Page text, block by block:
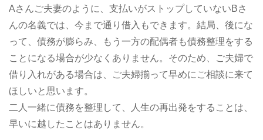
Aさんご夫妻のように、支払いがストップしていないBさ
んの名義では、今まで通り借入もできます。結局、後にな
って、債務が膨らみ、もう一方の配偶者も債務整理をする
ことになる場合が少なくありません。そのため、ご夫婦で
借り入れがある場合は、ご夫婦揃って早めにご相談に来て
ほしいと思います。
二人一緒に債務を整理して、人生の再出発をすることは、
早いに越したことはありません。